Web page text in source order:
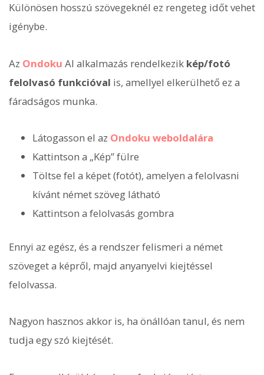
Különösen hosszú szövegeknél ez rengeteg időt vehet
igénybe.
Az Ondoku AI alkalmazás rendelkezik kép/fotó
felolvasó funkcióval is, amellyel elkerülhető ez a
fáradságos munka.
Látogasson el az Ondoku weboldalára
Kattintson a „Kép” fülre
Töltse fel a képet (fotót), amelyen a felolvasni
kívánt német szöveg látható
Kattintson a felolvasás gombra
Ennyi az egész, és a rendszer felismeri a német
szöveget a képről, majd anyanyelvi kiejtéssel
felolvassa.
Nagyon hasznos akkor is, ha önállóan tanul, és nem
tudja egy szó kiejtését.